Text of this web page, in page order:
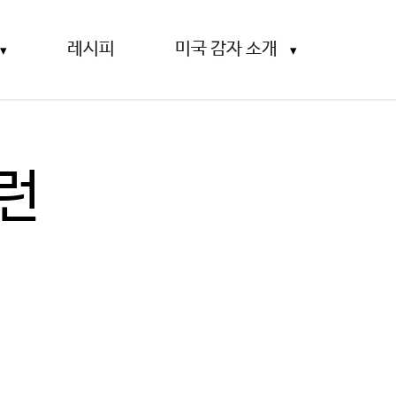
레시피 미국 감자 소개